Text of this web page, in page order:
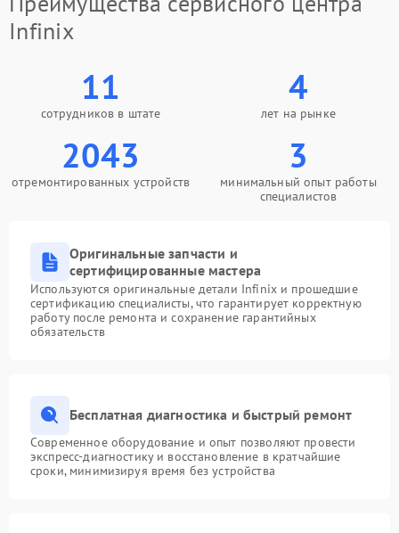
Infinix
11
сотрудников в штате
4
лет на рынке
2043
отремонтированных устройств
3
минимальный опыт работы
специалистов
Оригинальные запчасти и
сертифицированные мастера
Используются оригинальные детали Infinix и прошедшие
сертификацию специалисты, что гарантирует корректную
работу после ремонта и сохранение гарантийных
обязательств
Бесплатная диагностика и быстрый ремонт
Современное оборудование и опыт позволяют провести
экспресс-диагностику и восстановление в кратчайшие
сроки, минимизируя время без устройства